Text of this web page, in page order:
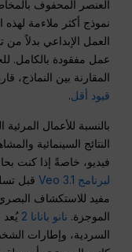
العنصر المحفوف
نموذج أكثر ملاءمة
العمل الإبداعي بدلاً
عمل مفقودة بالكامل.
المقارنة بين النماذج،
قيود أقل.
بالنسبة للأعمال المرئية
النتائج السينمائية
فيديو، خاصةً إذا كنت
لبرنامج Veo 3.1
قبل
مفيد للاستكشاف البصري
الموجزة. نانو بانانا 2
السردية، وإطارات